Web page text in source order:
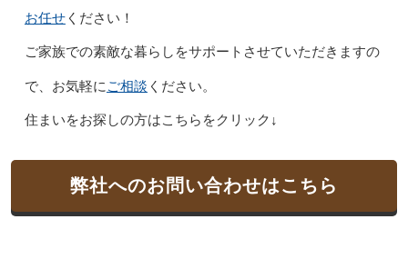
お任せください！
ご家族での素敵な暮らしをサポートさせていただきますの
で、お気軽に ご相談 ください。
住まいをお探しの方はこちらをクリック↓
弊社へのお問い合わせはこちら